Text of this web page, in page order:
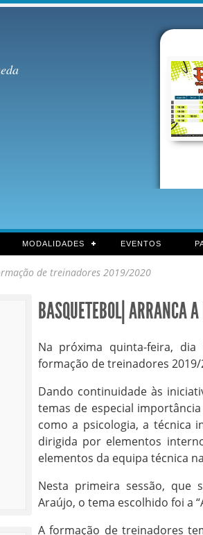
MODALIDADES EVENTOS
de treinadores 2019/2020
BASQUETEBOL| ARRANCA
Na próxima quinta-feira,
formação de treinadores 2019/
Dando continuidade às
temas de especial
como a psicologia, a técnica
dirigida por elementos
elementos da equipa técnica
Nesta primeira sessão, que
Araújo, o tema escolhido foi a
A formação de treinadores